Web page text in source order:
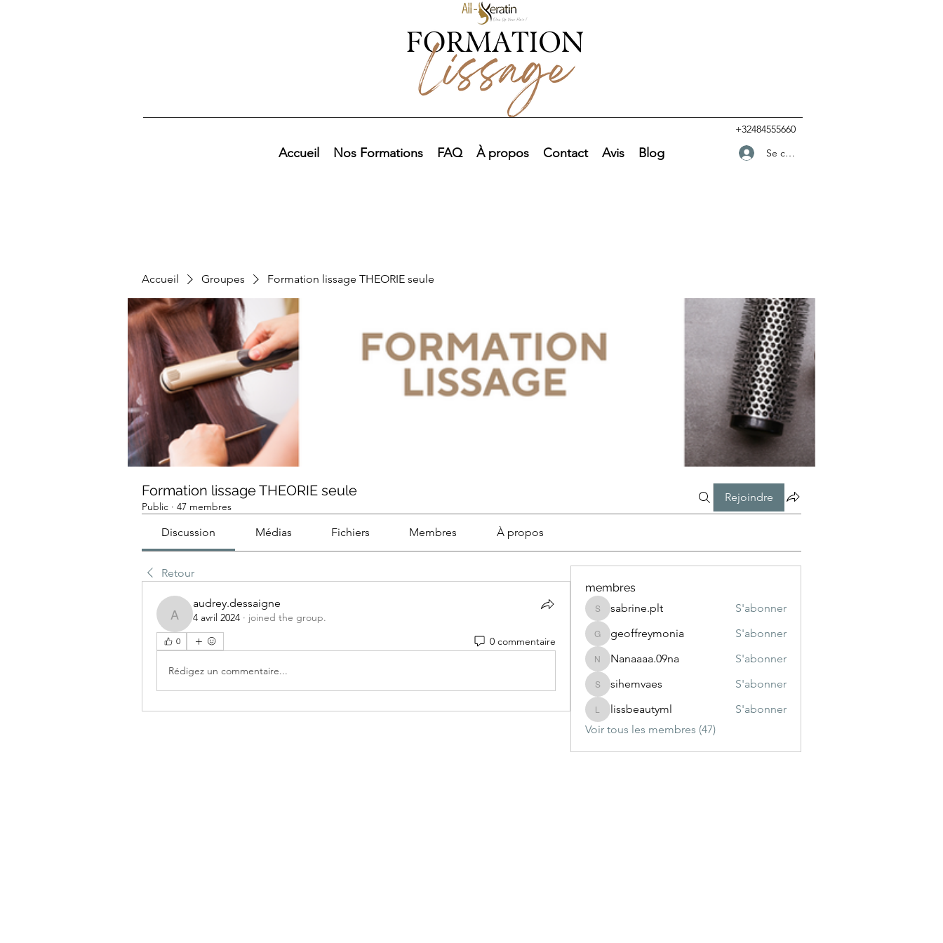
Accueil Nos Formations FAQ À propos Contact Avis Blog
+32484555660
Se connecter
Accueil Groupes Formation lissage THEORIE seule
Formation lissage THEORIE seule
Public · 47 membres
Rejoindre
Discussion Médias Fichiers Membres À propos
Retour
audrey.dessaigne
audrey.dessaigne
4 avril 2024 · joined the group.
0 0 commentaire
Rédigez un commentaire...
membres
sabrine.plt
sabrine.plt S'abonner
geoffreymonia
geoffreymonia S'abonner
Nanaaaa.09na
Nanaaaa.09na S'abonner
sihemvaes
sihemvaes S'abonner
lissbeautyml
lissbeautyml
S'abonner
Voir tous les membres (47)